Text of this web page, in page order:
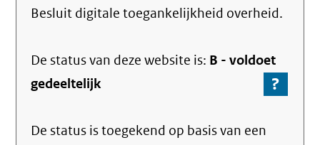
Besluit digitale toegankelijkheid overheid.
De status van dezewebsite is: B -voldoet
gedeeltelijk
?
Ga
De status is toegekend op basis van een